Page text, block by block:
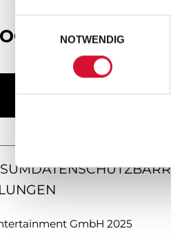
NOTWENDIG
MEDIA
DATENSCHUTZ
GmbH 2025